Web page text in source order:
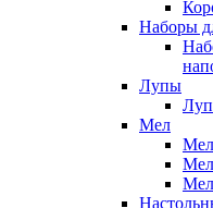
Наборы
Лупы
Мел
Мел